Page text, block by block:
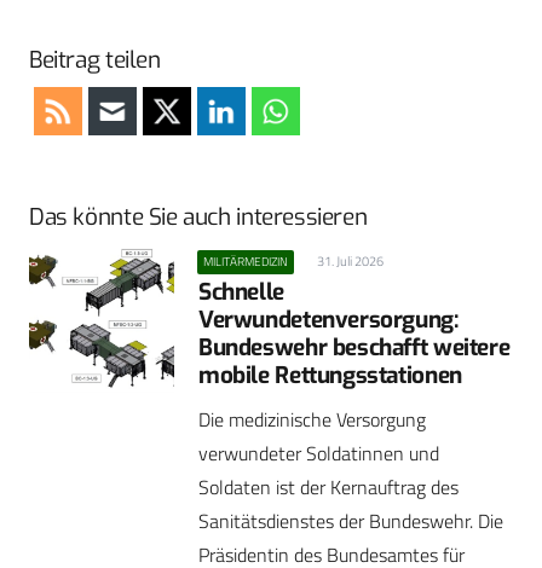
Beitrag teilen
Das könnte Sie auch interessieren
MILITÄRMEDIZIN 31. Juli 2026
Schnelle
Verwundetenversorgung:
Bundeswehr beschafft weitere
mobile Rettungsstationen
Die medizinische Versorgung
verwundeter Soldatinnen und
Soldaten ist der Kernauftrag des
Sanitätsdienstes der Bundeswehr. Die
Präsidentin des Bundesamtes für